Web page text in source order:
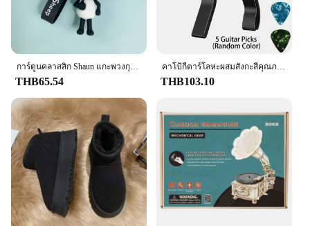
การ์ตูนคลาสสิก Shaun แกะพวงกุญแจแกะและสัตว์เพื่อนตุ๊กตาพวงกุญแจกระเป๋า Charms พวงกุญแจรถคริสต์มาสของขวัญ
THB65.54
คาโป้กีตาร์โลหะผสมสังกะสีคุณภาพสูงที่มีแผ่นดีดเซลลูโลส5แผ่น (สีแบบสุ่ม)-เหมาะกับอะคูสติกไฟฟ้าคลาสสิกและอูคูเลเล่
THB103.10